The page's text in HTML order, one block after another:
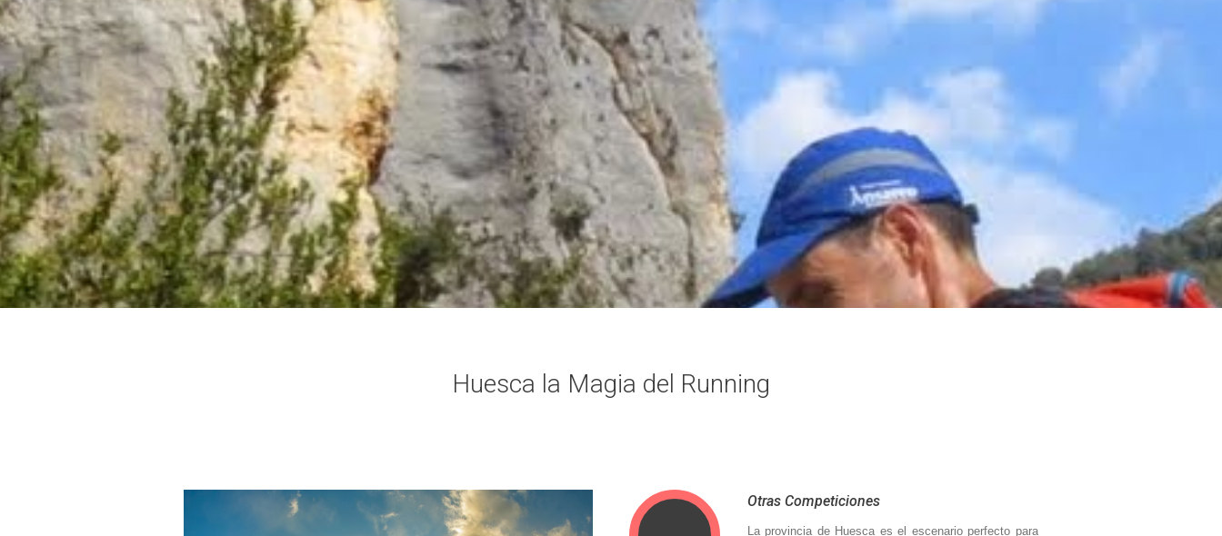
Huesca la Magia del Running
Otras Competiciones
La provincia de Huesca es el escenario perfecto para